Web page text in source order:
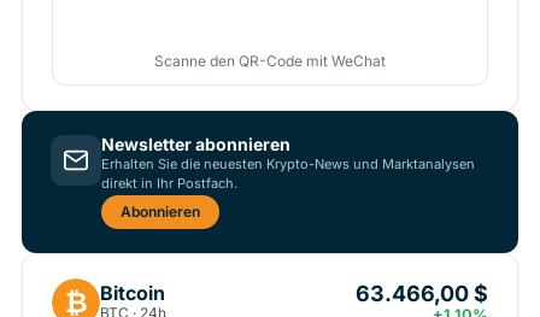
Scanne den QR-Code mit WeChat
Newsletter abonnieren
Erhalten Sie die neuesten Krypto-News und Marktanalysen
direkt in Ihr Postfach.
Abonnieren
₿ Bitcoin
BTC · 24h
63.466,00 $